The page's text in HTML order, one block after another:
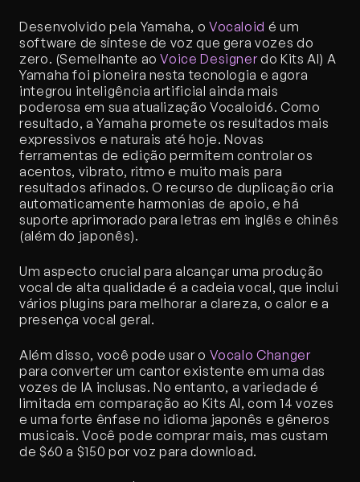
Desenvolvido pela Yamaha, o Vocaloid é um
software de síntese de voz que gera vozes do
zero. (Semelhante ao Voice Designer do Kits AI) A
Yamaha foi pioneira nesta tecnologia e agora
integrou inteligência artificial ainda mais
poderosa em sua atualização Vocaloid6. Como
resultado, a Yamaha promete os resultados mais
expressivos e naturais até hoje. Novas
ferramentas de edição permitem controlar os
acentos, vibrato, ritmo e muito mais para
resultados afinados. O recurso de duplicação cria
automaticamente harmonias de apoio, e há
suporte aprimorado para letras em inglês e chinês
(além do japonês).
Um aspecto crucial para alcançar uma produção
vocal de alta qualidade é a cadeia vocal, que inclui
vários plugins para melhorar a clareza, o calor e a
presença vocal geral.
Além disso, você pode usar o Vocalo Changer
para converter um cantor existente em uma das
vozes de IA inclusas. No entanto, a variedade é
limitada em comparação ao Kits AI, com 14 vozes
e uma forte ênfase no idioma japonês e gêneros
musicais. Você pode comprar mais, mas custam
de $60 a $150 por voz para download.